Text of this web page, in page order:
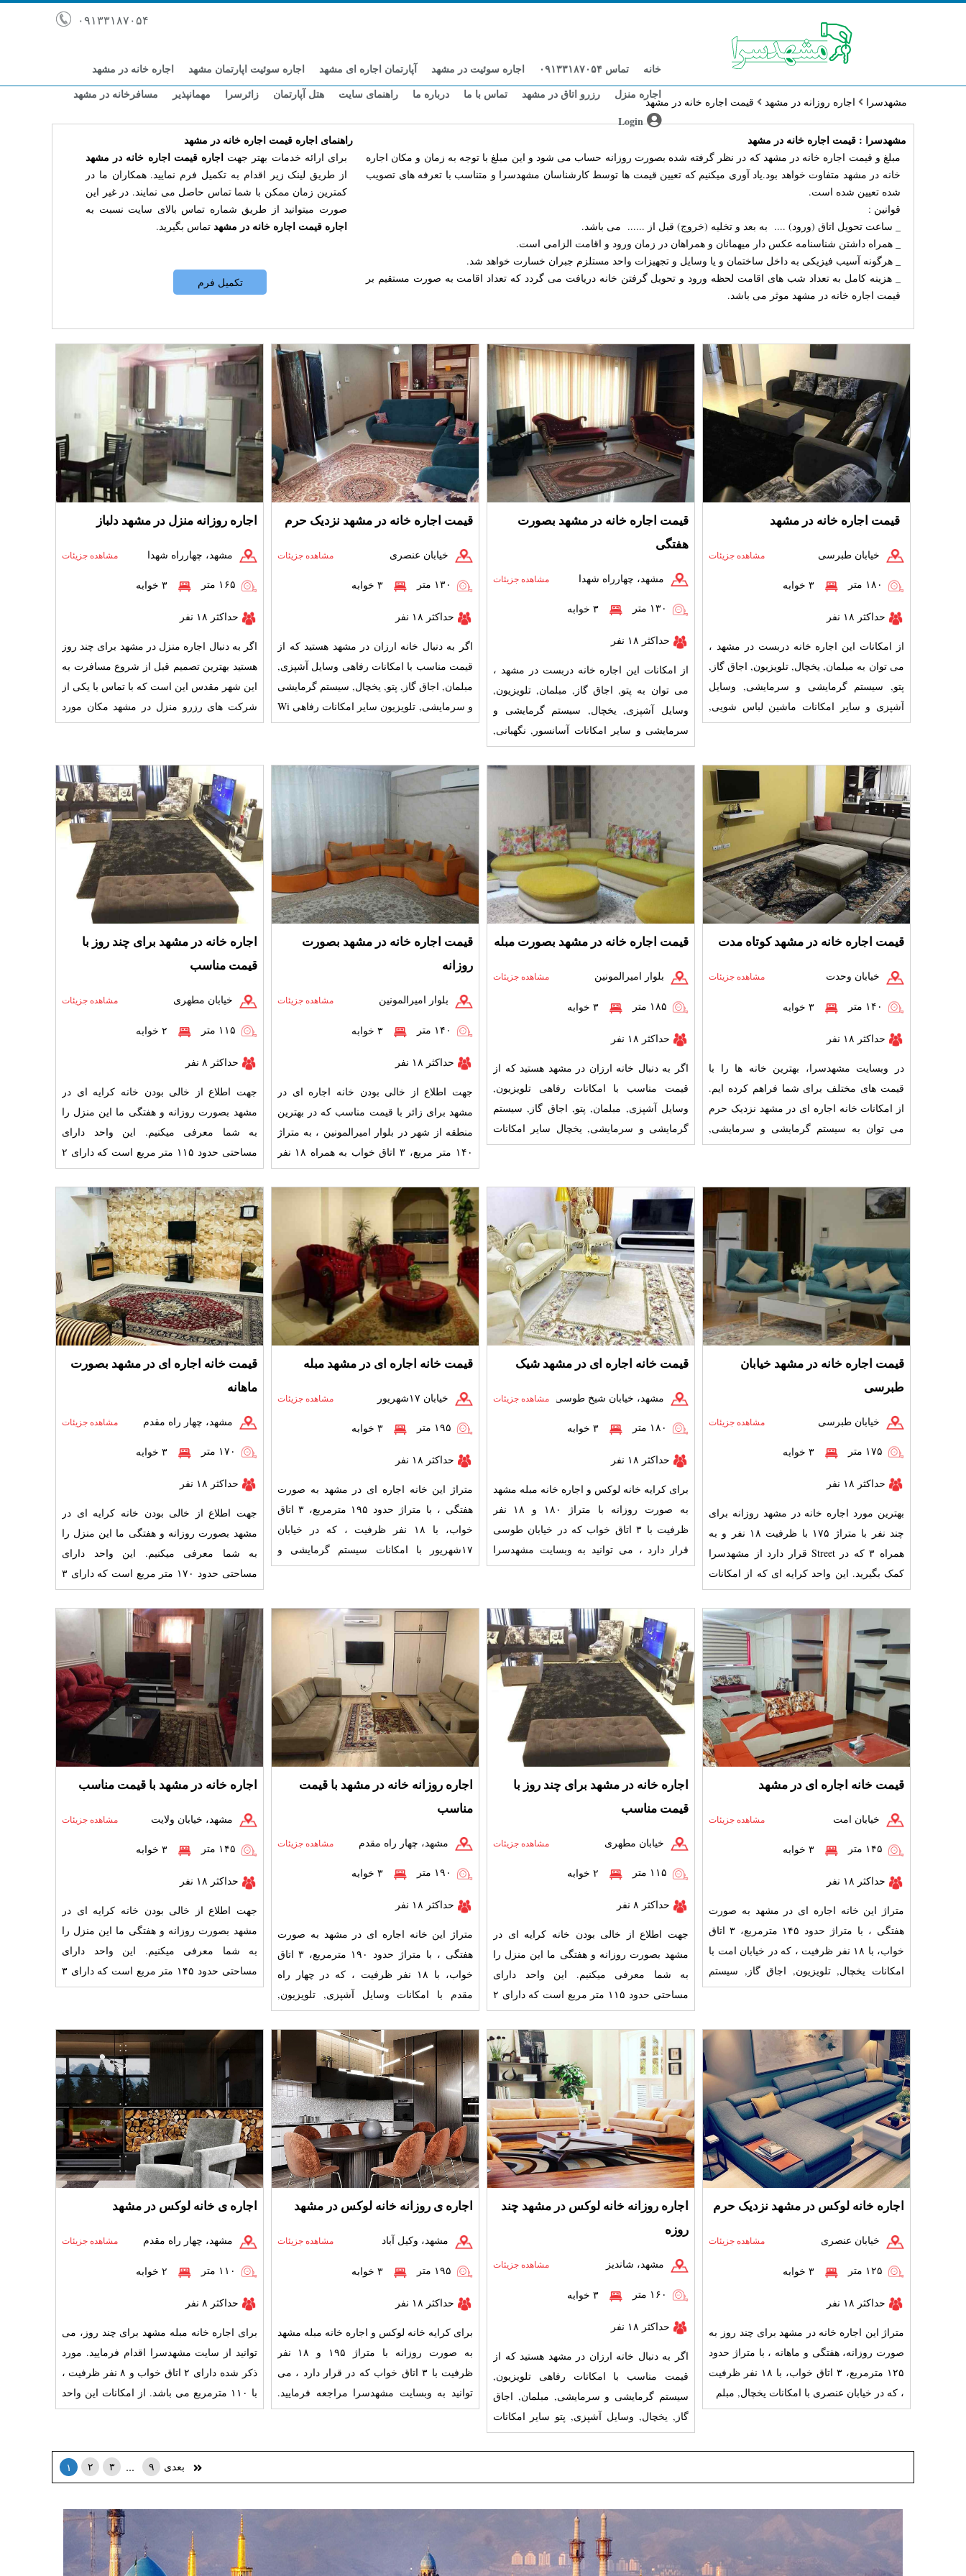
۰۹۱۳۳۱۸۷۰۵۴
خانه تماس ۰۹۱۳۳۱۸۷۰۵۴ اجاره سوئیت در مشهد آپارتمان اجاره ای مشهد اجاره سوئیت اپارتمان مشهد
اجاره خانه در مشهد
اجاره منزل
رزرو اتاق در مشهد تماس با ما درباره ما راهنمای سایت هتل آپارتمان زائرسرا مهمانپذیر
مسافرخانه در مشهد
Login
مشهدسرا اجاره روزانه در مشهد قیمت اجاره خانه در مشهد
مشهدسرا : قیمت اجاره خانه در مشهد
مبلغ و قیمت اجاره خانه در مشهد که در نظر گرفته شده بصورت روزانه حساب می شود و این مبلغ با توجه به زمان و مکان اجاره
خانه در مشهد متفاوت خواهد بود.یاد آوری میکنیم که تعیین قیمت ها توسط کارشناسان مشهدسرا و متناسب با تعرفه های تصویب
شده تعیین شده است.
قوانین :
ساعت تحویل اتاق (ورود) .... به بعد و تخلیه (خروج) قبل از ...... می باشد.
_ همراه داشتن شناسنامه عکس دار میهمانان و همراهان در زمان ورود و اقامت الزامی است.
هرگونه آسیب فیزیکی به داخل ساختمان و یا وسایل و تجهیزات واحد مستلزم جبران خسارت خواهد شد.
هزینه کامل به تعداد شب های اقامت لحظه ورود و تحویل گرفتن خانه دریافت می گردد که تعداد اقامت به صورت مستقیم بر
قیمت اجاره خانه در مشهد موثر می باشد.
راهنمای اجاره قیمت اجاره خانه در مشهد
برای ارائه خدمات بهتر جهت اجاره قیمت اجاره خانه در مشهد
از طریق لینک زیر اقدام به تکمیل فرم نمایید. همکاران ما در
کمترین زمان ممکن با شما تماس حاصل می نمایند. در غیر این
صورت میتوانید از طریق شماره تماس بالای سایت نسبت به
اجاره قیمت اجاره خانه در مشهد تماس بگیرید.
تکمیل فرم
قیمت اجاره خانه در مشهد
خیابان طبرسی مشاهده جزیئات
حداکثر ۱۸ نفر
از امکانات این اجاره خانه دربست در مشهد ،
می توان به مبلمان, یخچال, تلویزیون, اجاق گاز,
پتو, سیستم گرمایشی و سرمایشی, وسایل
آشپزی و سایر امکانات ماشین لباس شویی,
ماکروفر, اتو, نگه
قیمت اجاره خانه در مشهد بصورت
هفتگی
مشهد، چهارراه شهدا مشاهده جزیئات
حداکثر ۱۸ نفر
از امکانات این اجاره خانه دربست در مشهد ،
می توان به پتو, اجاق گاز, مبلمان, تلویزیون,
وسایل آشپزی, یخچال, سیستم گرمایشی و
سرمایشی و سایر امکانات آسانسور, نگهبانی,
توالت فرنگی, ماش
قیمت اجاره خانه در مشهد نزدیک حرم
خیابان عنصری مشاهده جزیئات
حداکثر ۱۸ نفر
اگر به دنبال خانه ارزان در مشهد هستید که از
قیمت مناسب با امکانات رفاهی وسایل آشپزی,
مبلمان, اجاق گاز, پتو, یخچال, سیستم گرمایشی
و سرمایشی, تلویزیون سایر امکانات رفاهی Wi
Fi, اتو,
اجاره روزانه منزل در مشهد دلباز
مشهد، چهارراه شهدا مشاهده جزیئات
حداکثر ۱۸ نفر
اگر به دنبال اجاره منزل در مشهد برای چند روز
هستید بهترین تصمیم قبل از شروع مسافرت به
این شهر مقدس این است که با تماس با یکی از
شرکت های رزرو منزل در مشهد مکان مورد
نظر خود را انتخ
قیمت اجاره خانه در مشهد کوتاه مدت
خیابان وحدت مشاهده جزیئات
حداکثر ۱۸ نفر
در وبسایت مشهدسرا، بهترین خانه ها را با
قیمت های مختلف برای شما فراهم کرده ایم.
از امکانات خانه اجاره ای در مشهد نزدیک حرم
می توان به سیستم گرمایشی و سرمایشی,
اجاق گاز, تلویزیون, پ
قیمت اجاره خانه در مشهد بصورت مبله
بلوار امیرالمونین مشاهده جزیئات
حداکثر ۱۸ نفر
اگر به دنبال خانه ارزان در مشهد هستید که از
قیمت مناسب با امکانات رفاهی تلویزیون,
وسایل آشپزی, مبلمان, پتو, اجاق گاز, سیستم
گرمایشی و سرمایشی, یخچال سایر امکانات
رفاهی توالت فرنگی
قیمت اجاره خانه در مشهد بصورت
روزانه
بلوار امیرالمونین مشاهده جزیئات
حداکثر ۱۸ نفر
جهت اطلاع از خالی بودن خانه اجاره ای در
مشهد برای زائر با قیمت مناسب که در بهترین
منطقه از شهر در بلوار امیرالمونین ، به متراژ
۱۴۰ متر مربع، ۳ اتاق خواب به همراه ۱۸ نفر
ظرفیت می ت
اجاره خانه در مشهد برای چند روز با
قیمت مناسب
خیابان مطهری مشاهده جزیئات
حداکثر ۸ نفر
جهت اطلاع از خالی بودن خانه کرایه ای در
مشهد بصورت روزانه و هفتگی ما این منزل را
به شما معرفی میکنیم. این واحد دارای
مساحتی حدود ۱۱۵ متر مربع است که دارای ۲
اتاق خواب با امکانات ک
قیمت اجاره خانه در مشهد خیابان
طبرسی
خیابان طبرسی مشاهده جزیئات
حداکثر ۱۸ نفر
بهترین مورد اجاره خانه در مشهد روزانه برای
چند نفر با متراژ ۱۷۵ با ظرفیت ۱۸ نفر و به
همراه ۳ که در Street قرار دارد از مشهدسرا
کمک بگیرید. این واحد کرایه ای که از امکانات
رفاهی پتو
قیمت خانه اجاره ای در مشهد شیک
مشهد، خیابان شیخ طوسی مشاهده جزیئات
حداکثر ۱۸ نفر
برای کرایه خانه لوکس و اجاره خانه مبله مشهد
به صورت روزانه با متراژ ۱۸۰ و ۱۸ نفر
ظرفیت با ۳ اتاق خواب که در خیابان طوسی
قرار دارد ، می توانید به وبسایت مشهدسرا
مراجعه فرمایید. این
قیمت خانه اجاره ای در مشهد مبله
خیابان ۱۷شهریور مشاهده جزیئات
حداکثر ۱۸ نفر
متراژ این خانه اجاره ای در مشهد به صورت
هفتگی ، با متراژ حدود ۱۹۵ مترمربع، ۳ اتاق
خواب، با ۱۸ نفر ظرفیت ، که در خیابان
۱۷شهریور با امکانات سیستم گرمایشی و
سرمایشی, وسایل آشپزی, تل
قیمت خانه اجاره ای در مشهد بصورت
ماهانه
مشهد، چهار راه مقدم مشاهده جزیئات
حداکثر ۱۸ نفر
جهت اطلاع از خالی بودن خانه کرایه ای در
مشهد بصورت روزانه و هفتگی ما این منزل را
به شما معرفی میکنیم. این واحد دارای
مساحتی حدود ۱۷۰ متر مربع است که دارای ۳
اتاق خواب با امکانات ک
قیمت خانه اجاره ای در مشهد
خیابان امت مشاهده جزیئات
حداکثر ۱۸ نفر
متراژ این خانه اجاره ای در مشهد به صورت
هفتگی ، با متراژ حدود ۱۴۵ مترمربع، ۳ اتاق
خواب، با ۱۸ نفر ظرفیت ، که در خیابان امت با
امکانات یخچال, تلویزیون, اجاق گاز, سیستم
گرمایشی و سر
اجاره خانه در مشهد برای چند روز با
قیمت مناسب
خیابان مطهری مشاهده جزیئات
حداکثر ۸ نفر
جهت اطلاع از خالی بودن خانه کرایه ای در
مشهد بصورت روزانه و هفتگی ما این منزل را
به شما معرفی میکنیم. این واحد دارای
مساحتی حدود ۱۱۵ متر مربع است که دارای ۲
اتاق خواب با امکانات ک
اجاره روزانه خانه در مشهد با قیمت
مناسب
مشهد، چهار راه مقدم مشاهده جزیئات
حداکثر ۱۸ نفر
متراژ این خانه اجاره ای در مشهد به صورت
هفتگی ، با متراژ حدود ۱۹۰ مترمربع، ۳ اتاق
خواب، با ۱۸ نفر ظرفیت ، که در چهار راه
مقدم با امکانات وسایل آشپزی, تلویزیون,
مبلمان, اجاق گاز, پ
اجاره خانه در مشهد با قیمت مناسب
مشهد، خیابان ولایت مشاهده جزیئات
حداکثر ۱۸ نفر
جهت اطلاع از خالی بودن خانه کرایه ای در
مشهد بصورت روزانه و هفتگی ما این منزل را
به شما معرفی میکنیم. این واحد دارای
مساحتی حدود ۱۴۵ متر مربع است که دارای ۳
اتاق خواب با امکانات ک
اجاره خانه لوکس در مشهد نزدیک حرم
خیابان عنصری مشاهده جزیئات
حداکثر ۱۸ نفر
متراژ این اجاره خانه در مشهد برای چند روز به
صورت روزانه، هفتگی و ماهانه ، با متراژ حدود
۱۲۵ مترمربع، ۳ اتاق خواب، با ۱۸ نفر ظرفیت
، که در خیابان عنصری با امکانات یخچال, مبلم
اجاره روزانه خانه لوکس در مشهد چند
روزه
مشهد، شاندیز مشاهده جزیئات
حداکثر ۱۸ نفر
اگر به دنبال خانه ارزان در مشهد هستید که از
قیمت مناسب با امکانات رفاهی تلویزیون,
سیستم گرمایشی و سرمایشی, مبلمان, اجاق
گاز, یخچال, وسایل آشپزی, پتو سایر امکانات
رفاهی پارکینگ, سش
اجاره ی روزانه خانه لوکس در مشهد
مشهد، وکیل آباد مشاهده جزیئات
حداکثر ۱۸ نفر
برای کرایه خانه لوکس و اجاره خانه مبله مشهد
به صورت روزانه با متراژ ۱۹۵ و ۱۸ نفر
ظرفیت با ۳ اتاق خواب که در قرار دارد ، می
توانید به وبسایت مشهدسرا مراجعه فرمایید.
این خانه از مکا
اجاره ی خانه لوکس در مشهد
مشهد، چهار راه مقدم مشاهده جزیئات
حداکثر ۸ نفر
برای اجاره خانه مبله مشهد برای چند روز، می
توانید از سایت مشهدسرا اقدام فرمایید. مورد
ذکر شده دارای ۲ اتاق خواب و ۸ نفر ظرفیت ،
با ۱۱۰ مترمربع می باشد. از امکانات این واحد
ذکر شده
بعدی ۹ ... ۳ ۲ ۱